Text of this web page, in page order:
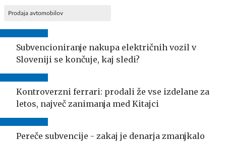
Prodaja avtomobilov
Subvencioniranje nakupa električnih vozil v
Sloveniji se končuje, kaj sledi?
Kontroverzni ferrari: prodali že vse izdelane za
letos, največ zanimanja med Kitajci
Pereče subvencije - zakaj je denarja zmanjkalo